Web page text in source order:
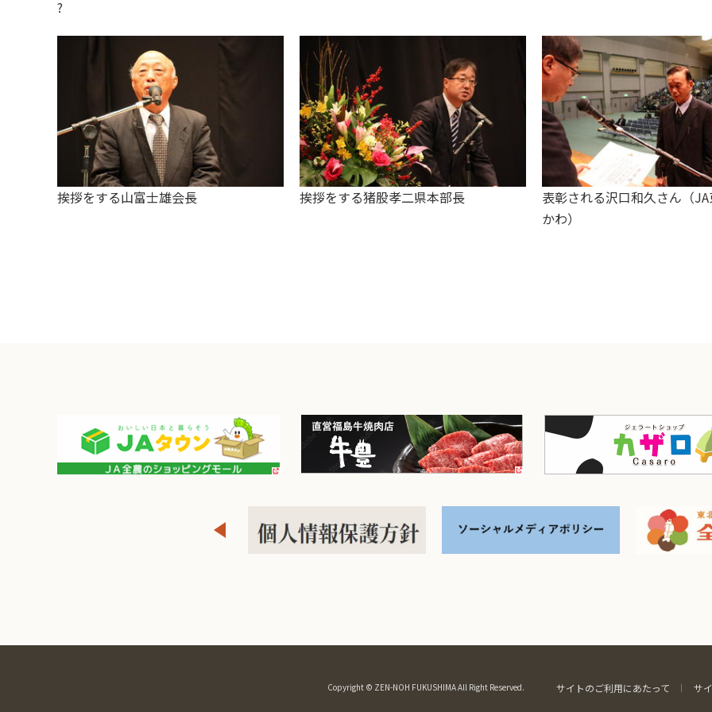
?
挨拶をする山富士雄会長 挨拶をする猪股孝二県本部長
表彰される沢口和久さん（
かわ）
Copyright © ZEN-NOH FUKUSHIMA All Right Reserved. サイトのご利用にあたって サ